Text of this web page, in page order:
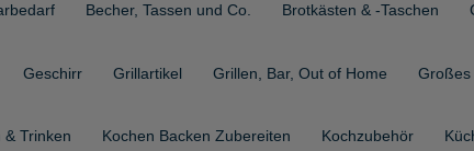
Becher, Tassen und Co. Brotkästen & -Taschen
Geschirr Grillartikel Grillen, Bar, Out of Home Großes
& Trinken Kochen Backen Zubereiten Kochzubehör